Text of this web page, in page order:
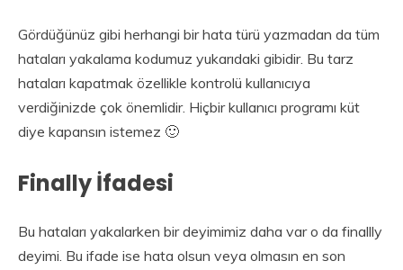
Gördüğünüz gibi herhangi bir hata türü yazmadan da tüm
hataları yakalama kodumuz yukarıdaki gibidir. Bu tarz
hataları kapatmak özellikle kontrolü kullanıcıya
verdiğinizde çok önemlidir. Hiçbir kullanıcı programı küt
diye kapansın istemez 🙂
Finally İfadesi
Bu hataları yakalarken bir deyimimiz daha var o da finallly
deyimi. Bu ifade ise hata olsun veya olmasın en son